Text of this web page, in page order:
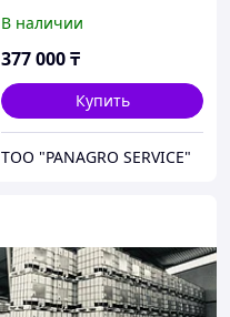
(эл.обогрев+утепление)
В наличии
377 000₸
Купить
ТОО "PANAGRO SERVICE"